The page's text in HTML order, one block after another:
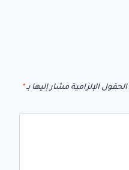
الحقول الإلزامية مشار إليها بـ*